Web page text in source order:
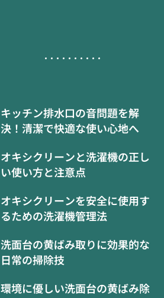
キッチン排水口の音問題を解
決！清潔で快適な使い心地へ
オキシクリーンと洗濯機の正し
い使い方と注意点
オキシクリーンを安全に使用す
るための洗濯機管理法
洗面台の黄ばみ取りに効果的な
日常の掃除技
環境に優しい洗面台の黄ばみ除